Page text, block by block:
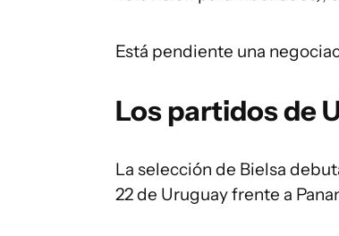
Está pendiente una
Los partidos de
La selección de Bielsa
22 de Uruguay frente a